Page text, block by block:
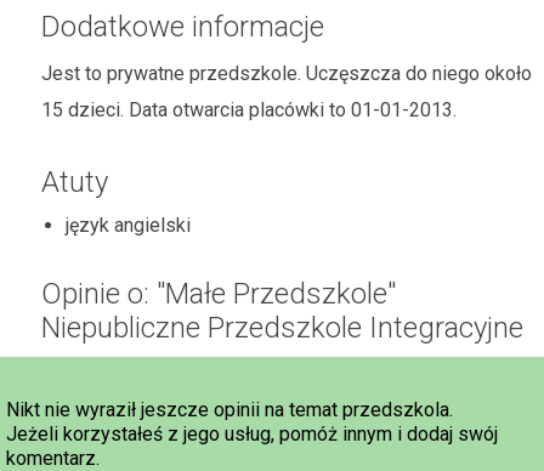
Dodatkowe informacje
Jest to prywatne przedszkole. Uczęszcza do niego około
15 dzieci. Data otwarcia placówki to 01-01-2013.
Atuty
język angielski
Opinie o: "Małe Przedszkole"
Niepubliczne Przedszkole Integracyjne
Nikt nie wyraził jeszcze opinii na temat przedszkola.
Jeżeli korzystałeś z jego usług, pomóż innym i dodaj swój
komentarz.